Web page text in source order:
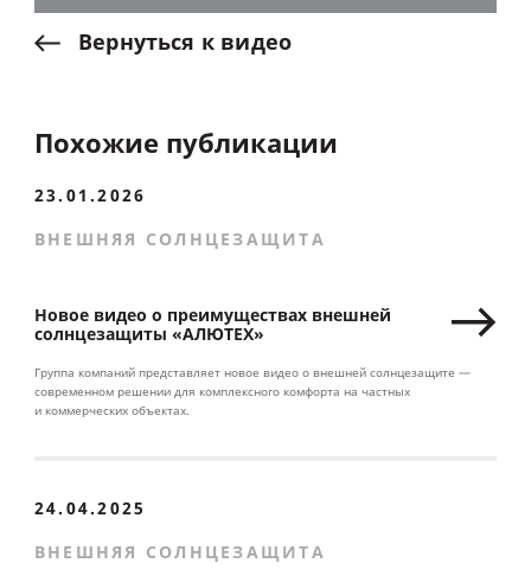
Вернуться к видео
Похожие публикации
23.01.2026
ВНЕШНЯЯ СОЛНЦЕЗАЩИТА
Новое видео о преимуществах внешней
солнцезащиты «АЛЮТЕХ»
Группа компаний представляет новое видео о внешней солнцезащите —
современном решении для комплексного комфорта на частных
и коммерческих объектах.
24.04.2025
ВНЕШНЯЯ СОЛНЦЕЗАЩИТА